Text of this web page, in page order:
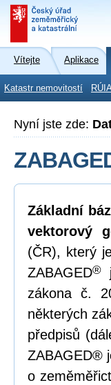
Vítejte Aplikace
Katastr nemovitostí
Nyní jste zde:
Základní
vektorový
(ČR), který
ZABAGED®
zákona č.
některých
předpisů
ZABAGED®
o